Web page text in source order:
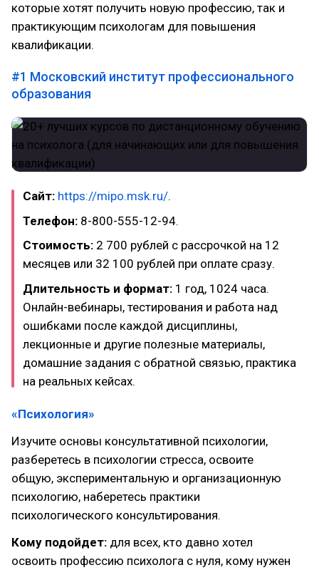
которые хотят получить новую профессию, так и
практикующим психологам для повышения
квалификации.
#1 Московский институт профессионального
образования
Сайт: https://mipo.msk.ru/.
Телефон: 8-800-555-12-94.
Стоимость: 2 700 рублей с рассрочкой на 12
месяцев или 32 100 рублей при оплате сразу.
Длительность и формат: 1 год, 1024 часа.
Онлайн-вебинары, тестирования и работа над
ошибками после каждой дисциплины,
лекционные и другие полезные материалы,
домашние задания с обратной связью, практика
на реальных кейсах.
«Психология»
Изучите основы консультативной психологии,
разберетесь в психологии стресса, освоите
общую, экспериментальную и организационную
психологию, наберетесь практики
психологического консультирования.
Кому подойдет: для всех, кто давно хотел
освоить профессию психолога с нуля, кому нужен